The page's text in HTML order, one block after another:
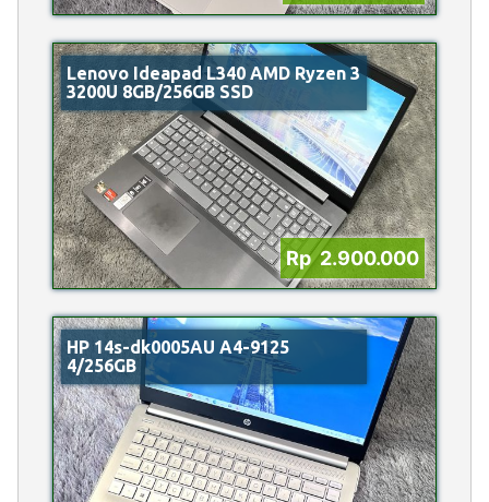
Lenovo Ideapad L340 AMD Ryzen 3
3200U 8GB/256GB SSD
Rp 2.900.000
HP 14s-dk0005AU A4-9125
4/256GB